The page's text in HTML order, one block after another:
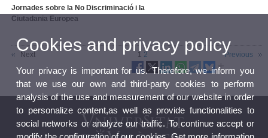
Jornades sobre la No Discriminació i la
Ciutadania Europea
Next Previous
1 2
Cookies and privacy policy
Your privacy is important for us. Therefore, we inform you
that we use our own and third-party cookies to perform
analysis of the use and measurement of our website in order
to personalize content,as well as provide functionalities to
social networks or analyze our traffic. To continue accept or